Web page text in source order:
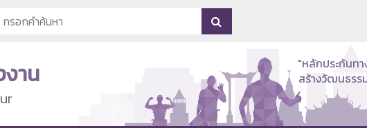
งาน
"หลักประกันท
สร้างวัฒนธรร